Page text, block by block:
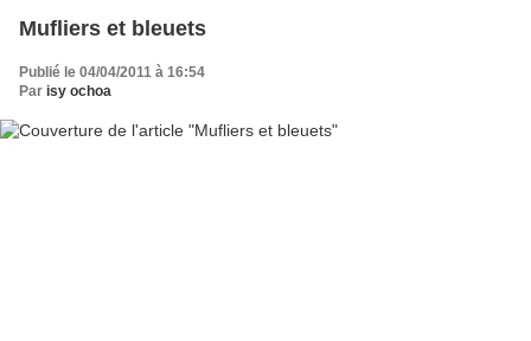
Mufliers et bleuets
Publié le 04/04/2011 à 16:54
Par isy ochoa